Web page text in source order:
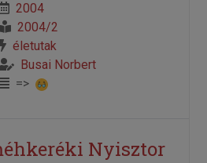
2004
2004/2
életutak
Busai Norbert
=>
Nyisztor